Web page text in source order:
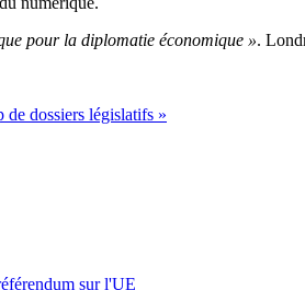
pour la diplomatie économique ».
de dossiers législatifs »
sur l'UE